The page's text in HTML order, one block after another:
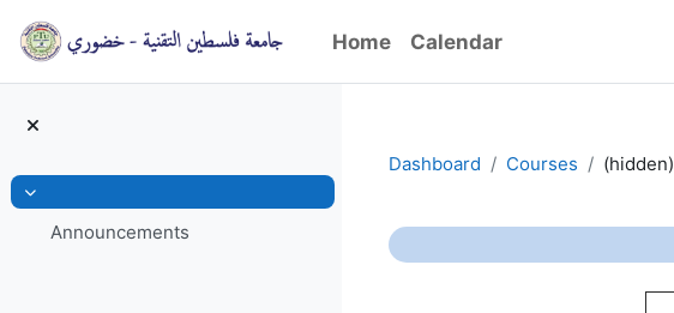
Home Calendar
Collapse
Announcements
Dashboard Courses (hidden)
Section outline